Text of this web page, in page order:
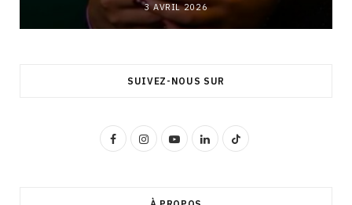
3 AVRIL 2026
SUIVEZ-NOUS SUR
F
I
Y
L
T